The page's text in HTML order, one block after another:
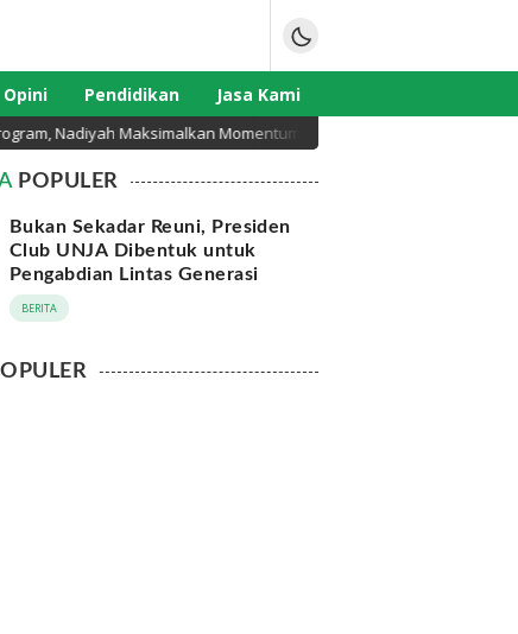
Opini Pendidikan Jasa Kami
Maksimalkan Momentum Rakernas APEKSI di Medan
POPULER
Bukan Sekadar Reuni, Presiden
Club UNJA Dibentuk untuk
Pengabdian Lintas Generasi
BERITA